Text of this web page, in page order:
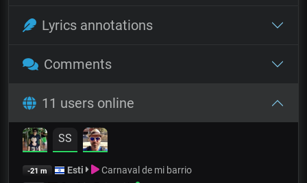
Lyrics annotations
Comments
11 users online
SS
-21 m Esti Carnaval de mi barrio